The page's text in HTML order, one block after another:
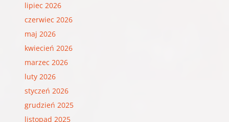
lipiec 2026
czerwiec 2026
maj 2026
kwiecień 2026
marzec 2026
luty 2026
styczeń 2026
grudzień 2025
listopad 2025